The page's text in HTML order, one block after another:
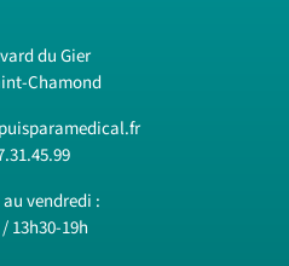
du Gier
Chamond
vendredi :
13h30-19h